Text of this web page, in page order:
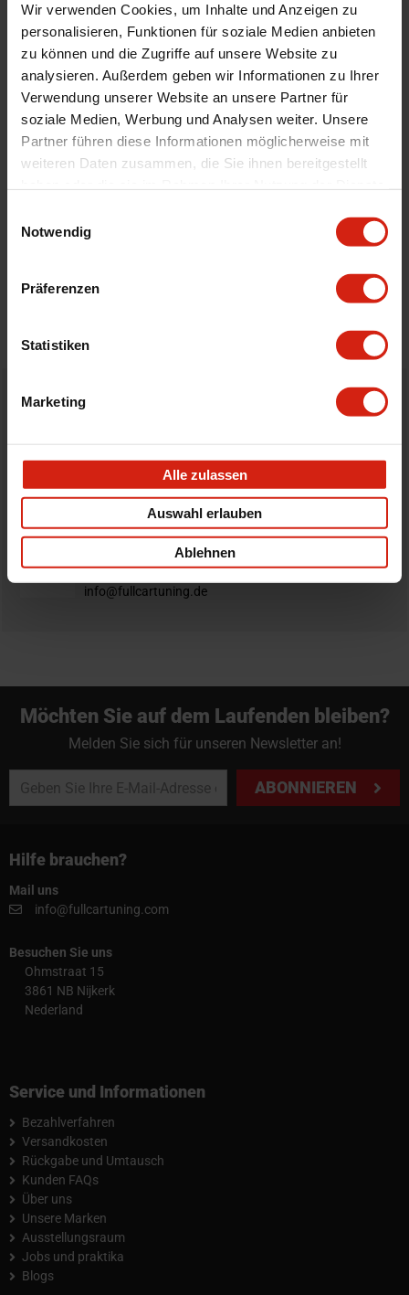
Wir verwenden Cookies, um Inhalte und Anzeigen zu
personalisieren, Funktionen für soziale Medien anbieten
zu können und die Zugriffe auf unsere Website zu
analysieren. Außerdem geben wir Informationen zu Ihrer
Verwendung unserer Website an unsere Partner für
soziale Medien, Werbung und Analysen weiter. Unsere
Partner führen diese Informationen möglicherweise mit
weiteren Daten zusammen, die Sie ihnen bereitgestellt
Notwendig
Präferenzen
Statistiken
Marketing
Alle zulassen
Auswahl erlauben
Ablehnen
S13,S14,S15
Material
Stahl
Universal
Nein
Version
Super Angle Hard
Details
Bewertungen
Bestellt vor 16:00 Uhr
Nicht zufrieden?
Du hast immer eine 14-tägige Rückgabefrist um deine
Bestellung zurück zu geben.
Professioneller Rat nötig?
Starte einen Livechat oder sende eine Email an
info@fullcartuning.de
Möchten Sie auf dem Laufenden bleiben?
Melden Sie sich für unseren Newsletter an!
ABONNIEREN
Hilfe brauchen?
Mail uns
info@fullcartuning.com
Besuchen Sie uns
Ohmstraat 15
3861 NB Nijkerk
Nederland
Service und Informationen
Bezahlverfahren
Versandkosten
Rückgabe und Umtausch
Kunden FAQs
Über uns
Unsere Marken
Ausstellungsraum
Jobs und praktika
Blogs